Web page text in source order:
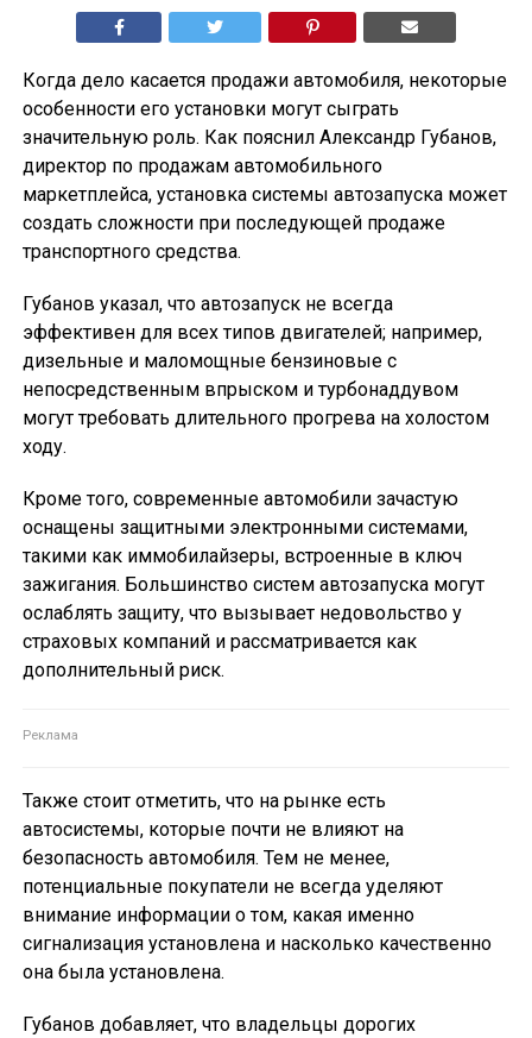
Когда дело касается продажи автомобиля, некоторые
особенности его установки могут сыграть
значительную роль. Как пояснил Александр Губанов,
директор по продажам автомобильного
маркетплейса, установка системы автозапуска может
создать сложности при последующей продаже
транспортного средства.
Губанов указал, что автозапуск не всегда
эффективен для всех типов двигателей; например,
дизельные и маломощные бензиновые с
непосредственным впрыском и турбонаддувом
могут требовать длительного прогрева на холостом
ходу.
Кроме того, современные автомобили зачастую
оснащены защитными электронными системами,
такими как иммобилайзеры, встроенные в ключ
зажигания. Большинство систем автозапуска могут
ослаблять защиту, что вызывает недовольство у
страховых компаний и рассматривается как
дополнительный риск.
Также стоит отметить, что на рынке есть
автосистемы, которые почти не влияют на
безопасность автомобиля. Тем не менее,
потенциальные покупатели не всегда уделяют
внимание информации о том, какая именно
сигнализация установлена и насколько качественно
она была установлена.
Губанов добавляет, что владельцы дорогих